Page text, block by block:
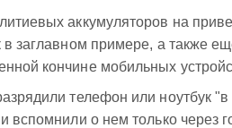
аккумуляторов на
в заглавном примере, а также
кончине мобильных
телефон или ноутбук
вспомнили о нем только через